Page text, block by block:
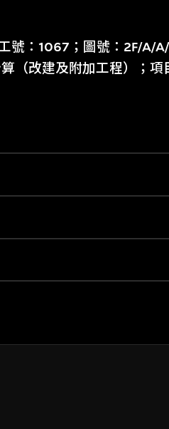
：1067；圖號：2F/A/
（改建及附加工程）；